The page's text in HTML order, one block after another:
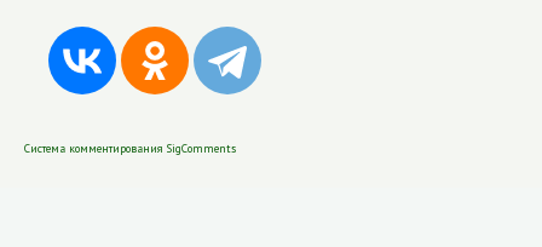
Система комментирования SigComments